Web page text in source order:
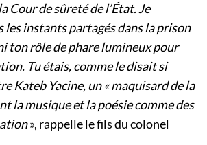
Cour de sûreté de l’État. Je
les instants partagés dans la prison
ton rôle de phare lumineux pour
Tu étais, comme le disait si
Kateb Yacine, un « maquisard de la
la musique et la poésie comme des
», rappelle le fils du colonel